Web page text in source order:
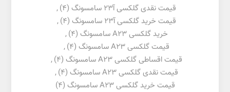
قیمت نقدی گلکسی آ23 سامسونگ
(4)
,
قیمت خرید گلکسی آ23 سامسونگ
(4)
,
خرید گلکسی A23 سامسونگ
(4)
,
قیمت گلکسی A23 سامسونگ
(4)
,
قیمت اقساطی گلکسی A23 سامسونگ
(4)
,
قیمت نقدی گلکسی A23 سامسونگ
(4)
,
قیمت خرید گلکسی A23 سامسونگ
(4)